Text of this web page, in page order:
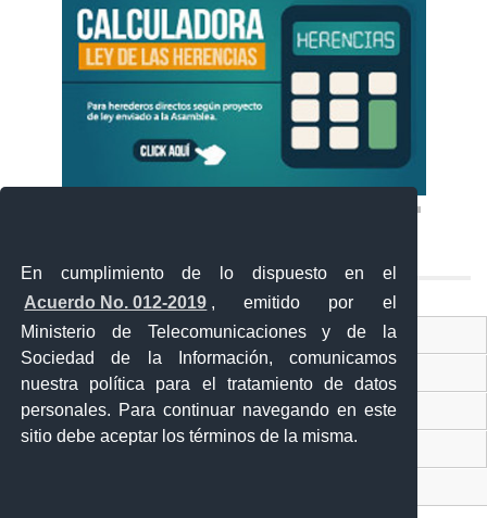
En cumplimiento de lo dispuesto en el
Acuerdo No. 012-2019 , emitido por el
Ministerio de Telecomunicaciones y de la
Sociedad de la Información, comunicamos
nuestra política para el tratamiento de datos
personales. Para continuar navegando en este
sitio debe aceptar los términos de la misma.
Ventanilla Única Virtual
Ventanilla Única de Comercio Exterior
Gobierno Abierto
Visor Ciudadano